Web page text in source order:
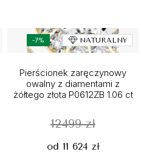
-7% NATURALNY
Pierścionek zaręczynowy
owalny z diamentami z
żółtego złota P0612ZB 1.06 ct
12499 zł
od 11 624 zł